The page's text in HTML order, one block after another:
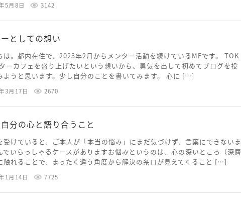
5月8日 3142
としての想い
は。都内在住で、2023年2月からメンター活動を続けているMFです。 TOK
ーカフェを盛り上げたいという想いから、勇気を出して初めてブログを投
ようと思います。少し自分のことを書いてみます。 心に […]
3月17日 2670
分の心と語り合うこと
受けていると、ご本人が「本当の悩み」にまだ気づけず、言葉にできないま
でいらっしゃるケースがありますお悩みというのは、心の深いところ（深層
触れることで、まったく違う角度から解決の糸口が見えてくること […]
1月14日 7725